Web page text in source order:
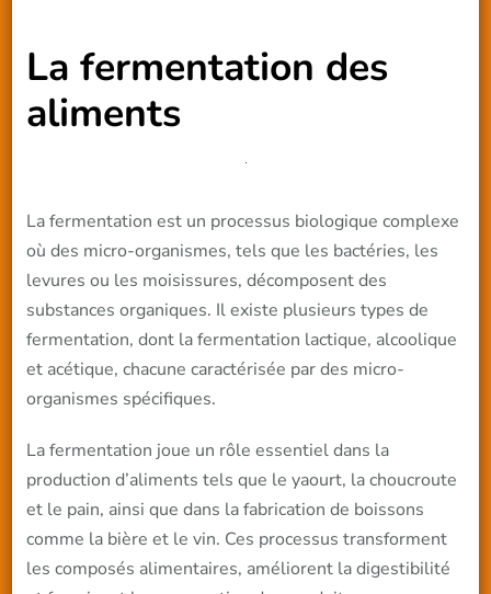
La fermentation des
aliments
La fermentation est un processus biologique complexe
où des micro-organismes, tels que les bactéries, les
levures ou les moisissures, décomposent des
substances organiques. Il existe plusieurs types de
fermentation, dont la fermentation lactique, alcoolique
et acétique, chacune caractérisée par des micro-
organismes spécifiques.
La fermentation joue un rôle essentiel dans la
production d’aliments tels que le yaourt, la choucroute
et le pain, ainsi que dans la fabrication de boissons
comme la bière et le vin. Ces processus transforment
les composés alimentaires, améliorent la digestibilité